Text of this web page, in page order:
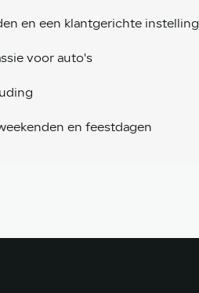
en een klantgerichte instelling
voor auto's
en feestdagen